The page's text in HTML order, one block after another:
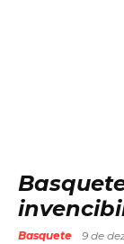
Basquete
9 de